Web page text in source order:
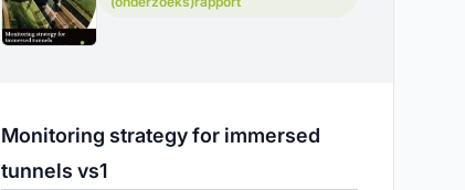
Monitoring strategy for immersed
tunnels vs1